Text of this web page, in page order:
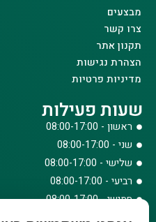
מבצעים
צרו קשר
תקנון אתר
הצהרת נגישות
מדיניות פרטיות
שעות פעילות
ראשון - 08:00-17:00
שני - 08:00-17:00
שלישי - 08:00-17:00
רביעי - 08:00-17:00
חמישי - 08:00-17:00
שישי - 08:00-12:30